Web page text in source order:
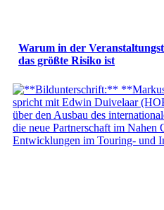
Warum in der
das größte Risiko ist